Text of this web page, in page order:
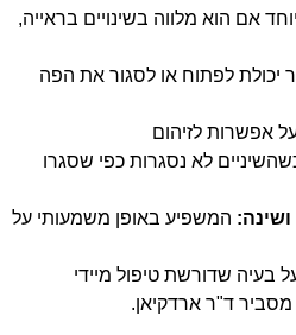
אם הוא מלווה בשינויים בראייה,
יכולת לפתוח או לסגור את הפה
אפשרות לזיהום
לא נסגרות כפי שסגרו
המשפיע באופן משמעותי על
בעיה שדורשת טיפול מיידי
ד"ר ארדקיאן.